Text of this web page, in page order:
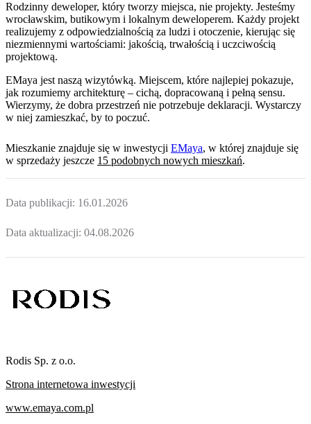
Rodzinny deweloper, który tworzy miejsca, nie projekty. Jesteśmy
wrocławskim, butikowym i lokalnym deweloperem. Każdy projekt
realizujemy z odpowiedzialnością za ludzi i otoczenie, kierując się
niezmiennymi wartościami: jakością, trwałością i uczciwością
projektową.
EMaya jest naszą wizytówką. Miejscem, które najlepiej pokazuje,
jak rozumiemy architekturę – cichą, dopracowaną i pełną sensu.
Wierzymy, że dobra przestrzeń nie potrzebuje deklaracji. Wystarczy
w niej zamieszkać, by to poczuć.
Mieszkanie znajduje się w inwestycji EMaya, w której znajduje się
w sprzedaży jeszcze 15 podobnych nowych mieszkań.
Data publikacji: 16.01.2026
Data aktualizacji: 04.08.2026
Rodis Sp. z o.o.
Strona internetowa inwestycji
www.emaya.com.pl